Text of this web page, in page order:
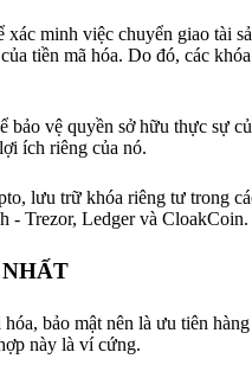
xác minh việc chuyển giao tài
tiền mã hóa. Do đó, các
bảo vệ quyền sở hữu thực sự
ích riêng của nó.
lưu trữ khóa riêng tư trong
- Trezor, Ledger và CloakCoin.
bảo mật nên là ưu tiên
này là ví cứng.